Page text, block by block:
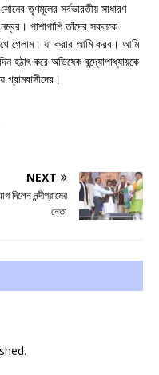
তৃণমূলের সর্বভারতীয় সাধারণ
পাশাপাশি তাঁদের সকলকে
গেলাম। যা করার আমি করব। আমি
করে অভিষেক বন্দ্যোপাধ্যায়কে
গ্রামবাসীদের।
NEXT
নন্দীগ্রামের
নেতা